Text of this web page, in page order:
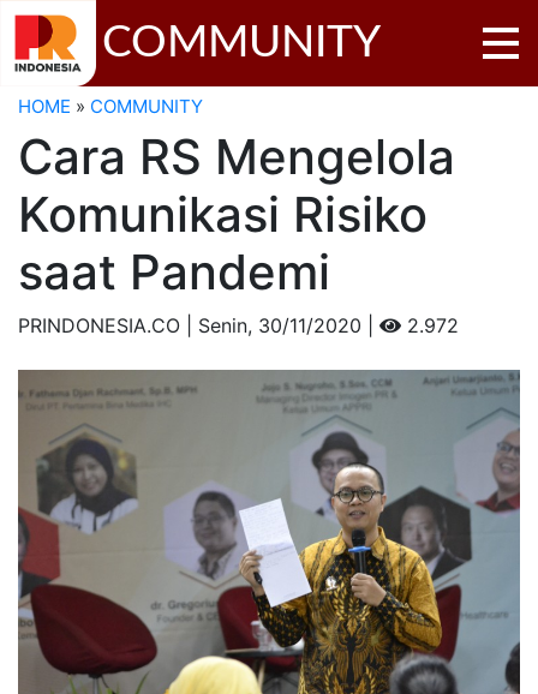
COMMUNITY
HOME » COMMUNITY
Cara RS Mengelola
Komunikasi Risiko
saat Pandemi
PRINDONESIA.CO | Senin, 30/11/2020 | 2.972